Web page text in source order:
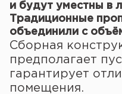
и будут уместны в
Традиционные
объединили с
Сборная
предполагает
гарантирует
помещения.